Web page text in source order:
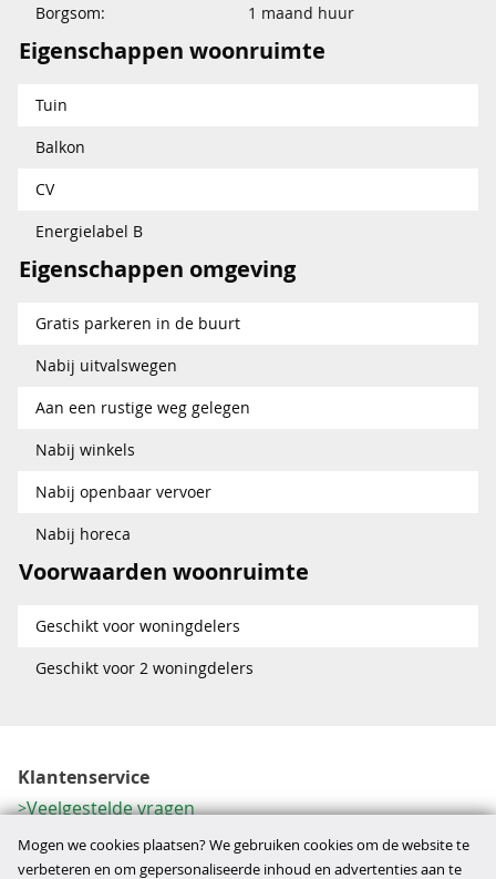
Borgsom:
1 maand huur
Eigenschappen woonruimte
Tuin
Balkon
CV
Energielabel B
Eigenschappen omgeving
Gratis parkeren in de buurt
Nabij uitvalswegen
Aan een rustige weg gelegen
Nabij winkels
Nabij openbaar vervoer
Nabij horeca
Voorwaarden woonruimte
Geschikt voor woningdelers
Geschikt voor 2 woningdelers
Klantenservice
Veelgestelde vragen
Contactformulier
Herroeping
Mogen we cookies plaatsen? We gebruiken cookies om de website te
verbeteren en om gepersonaliseerde inhoud en advertenties aan te